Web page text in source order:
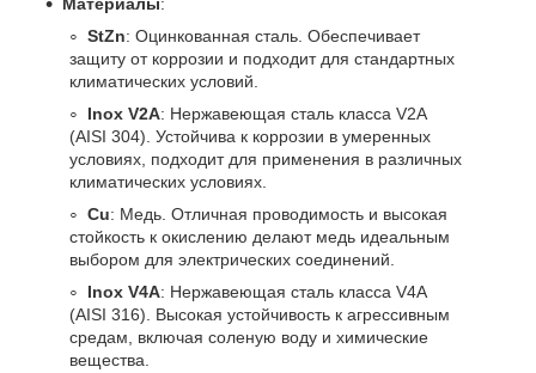
Материалы:
StZn: Оцинкованная сталь. Обеспечивает
защиту от коррозии и подходит для стандартных
климатических условий.
Inox V2A: Нержавеющая сталь класса V2A
(AISI 304). Устойчива к коррозии в умеренных
условиях, подходит для применения в различных
климатических условиях.
Cu: Медь. Отличная проводимость и высокая
стойкость к окислению делают медь идеальным
выбором для электрических соединений.
Inox V4A: Нержавеющая сталь класса V4A
(AISI 316). Высокая устойчивость к агрессивным
средам, включая соленую воду и химические
вещества.